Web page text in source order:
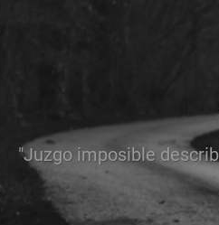
"Juzgo imposible